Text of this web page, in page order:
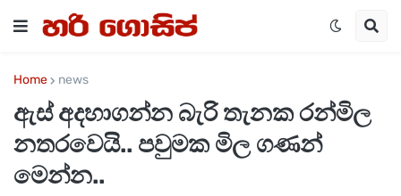
Home news
ඇස් අදහාගන්න බැරි තැනක රන්මිල
නතරවෙයි.. පවුමක මිල ගණන්
මෙන්න..